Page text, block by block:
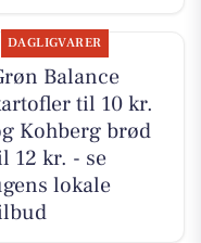
DAGLIGVARER
Balance
til 10 kr.
Kohberg brød
12 kr. - se
lokale